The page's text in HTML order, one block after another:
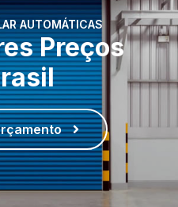
AUTOMÁTICAS
Preços